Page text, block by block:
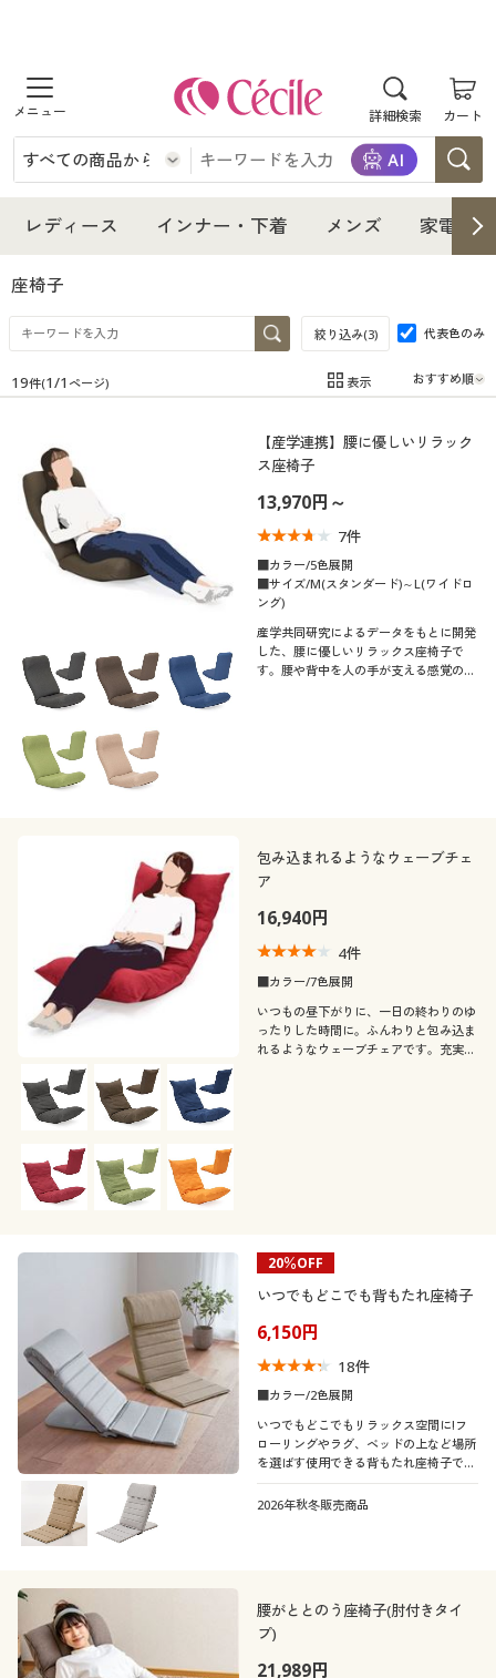
詳細検索 カート
商品を探す
レディース
レディースファッション
女性下着
インナー・下着
インナー・下着通販すべて
女性下着
メンズ下着
ジュニア・ティーンズ下着
メンズ
メンズ通販すべて
メンズファッション
メンズ下着
家電・雑貨
家電・雑貨すべて
家電
キッチン・雑貨・日用品
寝具・インテリア・家具
寝具・インテリア・家具通販すべて
家具・収納
寝具・ベッド
美容・健康
美容・健康通販すべて
美容・健康・サプリメント
制服・スクール
制服・スクールすべて
ジュニア・ティーンズ下着
大きいサイズ
大きいサイズ レディース服
大きいサイズ レディース下着
大きいサイズ 事務・制服
バーゲンセール
シークレットセール
詳細検索
商品カテゴリ一覧
カタログ・チラシからのご注文
デジタルカタログ
カタログ無料プレゼント
マイページ
閲覧履歴
ご利用ガイド
よくある質問とお問い合わせ
レディース インナー・下着 メンズ 家電・
座椅子
絞り込み(3) 代表色のみ
在庫 在庫のある商品のみ表示
カテゴリ
(4〜4.9)
カラー
素材
レザー
着用感
価格 円 絞込
閉じる
19件(1/1 ページ) 表示
【産学連携】腰に優しいリラック
ス座椅子
13,970円～
7件
■カラー/5色展開
■サイズ/M(スタンダード)～L(ワイドロ
ング)
産学共同研究によるデータをもとに開発
した、腰に優しいリラックス座椅子で
す。腰や背中を人の手が支える感覚の座
包み込まれるようなウェーブチェ
ア
16,940円
4件
■カラー/7色展開
いつもの昼下がりに、一日の終わりのゆ
ったりした時間に。ふんわりと包み込ま
れるようなウェーブチェアです。充実し
20％OFF
いつでもどこでも背もたれ座椅子
6,150円
18件
■カラー/2色展開
いつでもどこでもリラックス空間に!フ
ローリングやラグ、ベッドの上など場所
を選ばす使用できる背もたれ座椅子で
す。
2026年秋冬販売商品
腰がととのう座椅子(肘付きタイ
プ)
21,989円